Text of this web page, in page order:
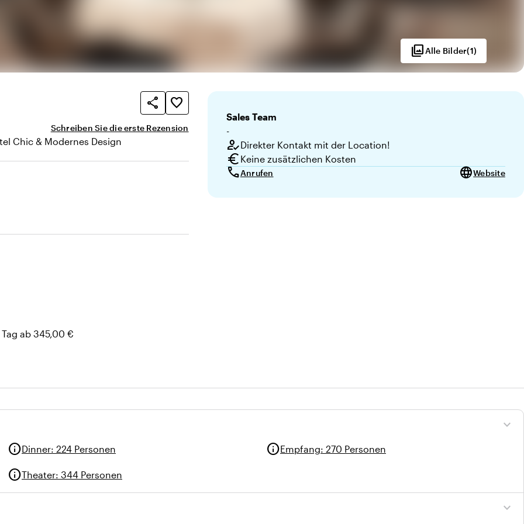
photo_libraryAlle Bilder(1)
share
favorite_border
Schreiben Sie die erste Rezension
Chic & Modernes Design
Sicht bei Präsentationen)
ab 345,00 €
Sales Team
-
how_to_regDirekter Kontakt mit der Location!
euro Keine zusätzlichen Kosten
callAnrufen languageWebsite
expand_more
infoDinner: 224 Personen infoEmpfang: 270 Personen
infoTheater: 344 Personen
expand_more